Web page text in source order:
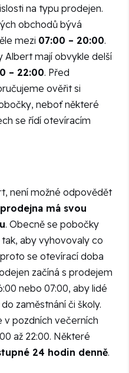
na typu prodejen.
obchodů bývá
mezi 07:00 – 20:00.
mají obvykle delší
– 22:00. Před
ověřit si
neboť některé
se řídí otevíracím
není možné odpovědět
má svou
. Obecně se pobočky
aby vyhovovaly co
se otevírací doba
začíná s prodejem
nebo 07:00, aby lidé
zaměstnání či školy.
v pozdních večerních
až 22:00. Některé
24 hodin denně.